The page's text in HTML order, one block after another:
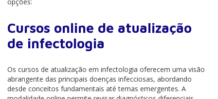
Cursos online de atualização
de infectologia
Os cursos de atualização em infectologia oferecem uma visão
abrangente das principais doenças infecciosas, abordando
desde conceitos fundamentais até temas emergentes. A